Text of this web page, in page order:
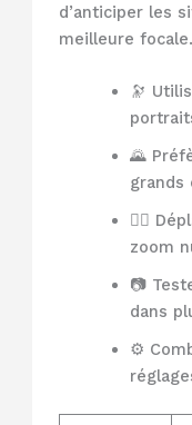
d’anticiper les
meilleure focale.
🔭
🌄
grands
🚶‍♂️
zoom
📷
dans
⚙️